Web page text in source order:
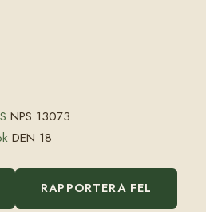
NPS 13073
DEN 18
RAPPORTERA FEL